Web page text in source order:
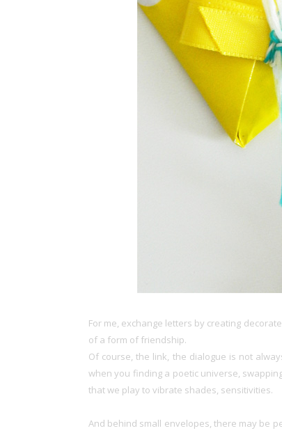
For me, exchange letters by creating
of a form of friendship.
Of course, the link, the dialogue is not
when you finding a poetic universe,
that we play to vibrate shades, sensitivities.
And behind small envelopes, there may be